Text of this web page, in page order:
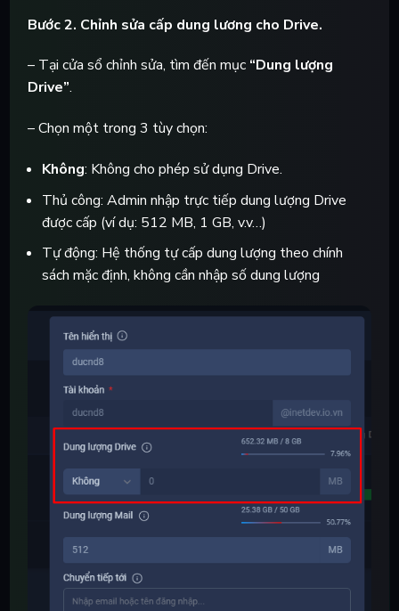
Bước 2. Chỉnh sửa cấp dung lương cho Drive.
– Tại cửa sổ chỉnh sửa, tìm đến mục “Dung lượng
Drive”.
– Chọn một trong 3 tùy chọn:
Không: Không cho phép sử dụng Drive.
Thủ công: Admin nhập trực tiếp dung lượng Drive
được cấp (ví dụ: 512 MB, 1 GB, v.v…)
Tự động: Hệ thống tự cấp dung lượng theo chính
sách mặc định, không cần nhập số dung lượng